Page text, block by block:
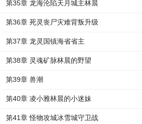
第35章 龙海沦陷天月城主林晨
第36章 死灵丧尸灾难背叛升级
第37章 龙灵国镇海省省主
第38章 灵魂矿脉林晨的野望
第39章 兽潮
第40章 凌小雅林晨的小迷妹
第41章 怪物攻城冰雪城守卫战